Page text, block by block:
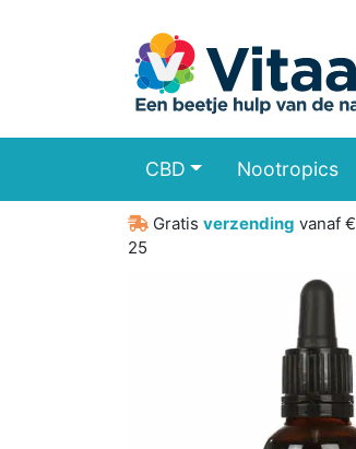
CBD Nootropics
Gratis verzending vanaf €
25